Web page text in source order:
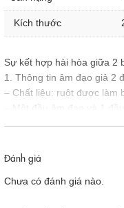
Kích thước
Sự kết hợp hài hòa giữa 2
1. Thông tin âm đạo giả 2
– Chất liệu: ruột được làm
– Một đầu âm đạo và 1
Đánh giá
Chưa có đánh giá nào.